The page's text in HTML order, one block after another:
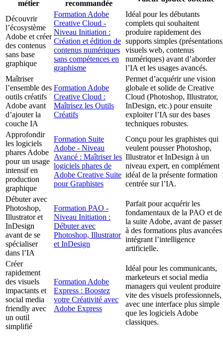
métier
recommandée
Découvrir
l’écosystème
Adobe et créer
des contenus
sans base
graphique
Formation Adobe
Creative Cloud -
Niveau Initiation :
Création et édition de
contenus numériques
sans compétences en
graphisme
Idéal pour les débutants
complets qui souhaitent
produire rapidement des
supports simples
visuels web, contenus
numériques) avant d’aborder
l’IA et les usages avancés.
Maîtriser
l’ensemble des
outils créatifs
Adobe avant
d’ajouter la
couche IA
Formation Adobe
Creative Cloud :
Maîtrisez les Outils
Créatifs
Permet d’acquérir une vision
globale et solide de Creative
Cloud (Photoshop, Illustrator,
InDesign, etc.) pour ensuite
exploiter l’IA sur des bases
techniques robustes.
Approfondir
les logiciels
phares Adobe
pour un usage
intensif en
production
graphique
Formation Suite
Adobe - Niveau
Avancé : Maîtriser les
logiciels phares de
Adobe Creative Suite
pour Graphistes
Conçu pour les graphistes qui
veulent pousser Photoshop,
Illustrator et InDesign à un
niveau expert, en complément
idéal de la présente formation
centrée sur l’IA.
Débuter avec
Photoshop,
Illustrator et
InDesign
avant de se
spécialiser
dans l’IA
Formation PAO -
Niveau Initiation :
Débuter avec
Photoshop, Illustrator
et InDesign
Parfait pour acquérir les
fondamentaux de la PAO et de
la suite Adobe, avant de passer
à des formations plus avancées
intégrant l’intelligence
artificielle.
Créer
rapidement
des visuels
impactants et
social media
friendly avec
un outil
simplifié
Formation Adobe
Express : Boostez
votre Créativité avec
Adobe Express
Idéal pour les communicants,
marketeurs et social media
managers qui veulent produire
vite des visuels professionnels,
avec une interface plus simple
que les logiciels Adobe
classiques.